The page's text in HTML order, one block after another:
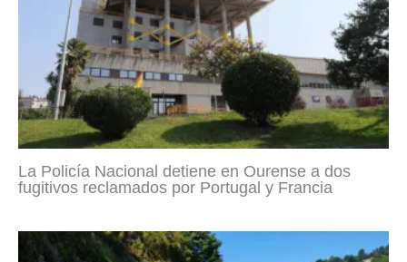
La Policía Nacional detiene en Ourense a dos
fugitivos reclamados por Portugal y Francia